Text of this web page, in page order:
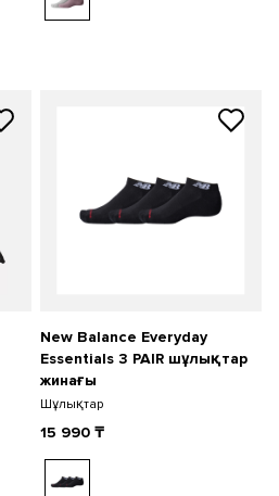
New Balance Everyday
Essentials 3 PAIR шұлықтар
жинағы
Шұлықтар
15 990 ₸